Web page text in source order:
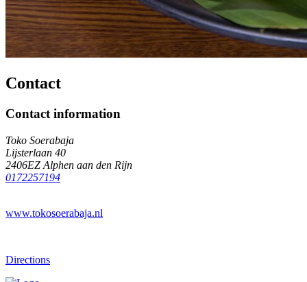
Contact
Contact information
Toko Soerabaja
Lijsterlaan 40
2406EZ Alphen aan den Rijn
0172257194
www.tokosoerabaja.nl
Directions